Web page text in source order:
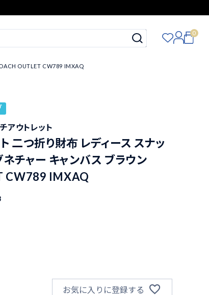
0
OUTLET CW789 IMXAQ
アウトレット
二つ折り財布 レディース スナッ
ネチャー キャンバス ブラウン
CW789 IMXAQ
お気に入りに登録する